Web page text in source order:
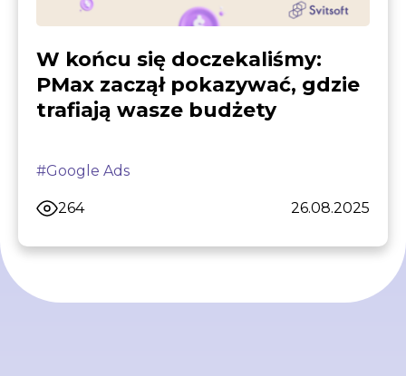
W końcu się doczekaliśmy:
PMax zaczął pokazywać, gdzie
trafiają wasze budżety
#Google Ads
264 26.08.2025